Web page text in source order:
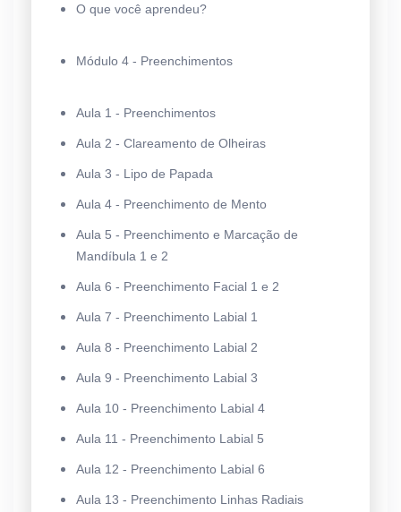
O que você aprendeu?
Módulo 4 - Preenchimentos
Aula 1 - Preenchimentos
Aula 2 - Clareamento de Olheiras
Aula 3 - Lipo de Papada
Aula 4 - Preenchimento de Mento
Aula 5 - Preenchimento e Marcação de
Mandíbula 1 e 2
Aula 6 - Preenchimento Facial 1 e 2
Aula 7 - Preenchimento Labial 1
Aula 8 - Preenchimento Labial 2
Aula 9 - Preenchimento Labial 3
Aula 10 - Preenchimento Labial 4
Aula 11 - Preenchimento Labial 5
Aula 12 - Preenchimento Labial 6
Aula 13 - Preenchimento Linhas Radiais